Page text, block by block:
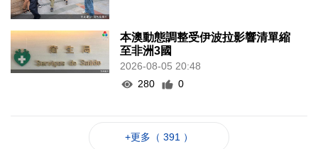
本澳動態調整受伊波拉影響清單縮
至非洲3國
2026-08-05 20:48
280
0
+更多（ 391 ）